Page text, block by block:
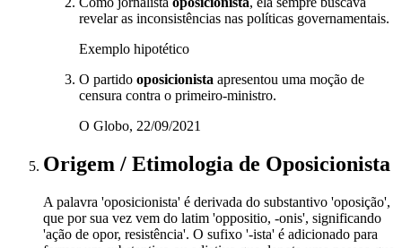
revelar as inconsistências nas políticas governamentais.
Exemplo hipotético
O partido oposicionista apresentou uma moção de
censura contra o primeiro-ministro.
O Globo, 22/09/2021
Origem / Etimologia de Oposicionista
A palavra 'oposicionista' é derivada do substantivo 'oposição',
que por sua vez vem do latim 'oppositio, -onis', significando
'ação de opor, resistência'. O sufixo '-ista' é adicionado para